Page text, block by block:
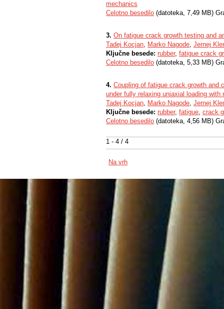
1 - 4 / 4
mechanics
Celotno besedilo (datoteka, 7,49 MB)
3. On fatigue crack growth testing and
Tadej Kocjan, Marko Nagode, Jernej
Ključne besede: rubber, fatigue crack
Celotno besedilo (datoteka, 5,33 MB)
4. Coupling of fatigue crack growth and
under fully relaxing uniaxial loading
Tadej Kocjan, Marko Nagode, Jernej
Ključne besede: rubber, fatigue, crack
Celotno besedilo (datoteka, 4,56 MB)
Na vrh